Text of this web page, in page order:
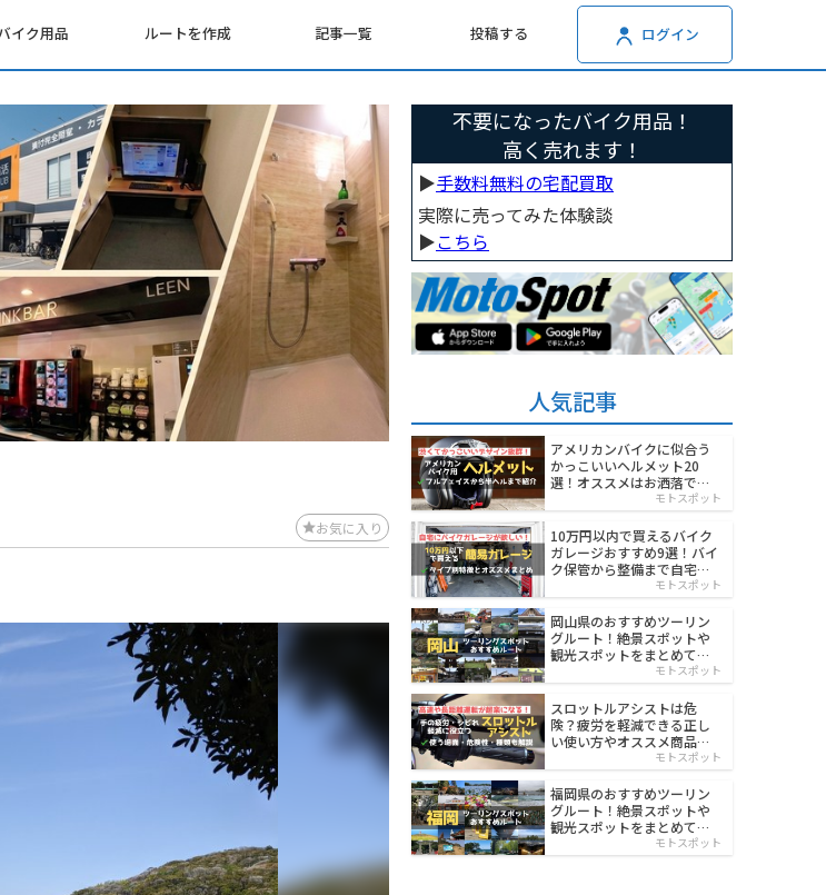
イク用品 ルートを作成 記事一覧 投稿する ログイン
お気に入り
不要になったバイク用品！
高く売れます！
▶︎手数料無料の宅配買取
実際に売ってみた体験談
▶︎こちら
人気記事
アメリカンバイクに似合う
かっこいいヘルメット20
選！オススメはお洒落でワ
モトスポット
10万円以内で買えるバイク
ガレージおすすめ9選！バイ
ク保管から整備まで自宅で
モトスポット
岡山県のおすすめツーリン
グルート！絶景スポットや
観光スポットをまとめて紹
モトスポット
スロットルアシストは危
険？疲労を軽減できる正し
い使い方やオススメ商品を
モトスポット
福岡県のおすすめツーリン
グルート！絶景スポットや
観光スポットをまとめて紹
モトスポット